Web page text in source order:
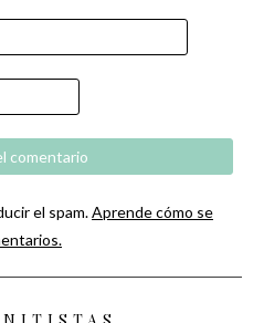
el spam.Aprende cómo se